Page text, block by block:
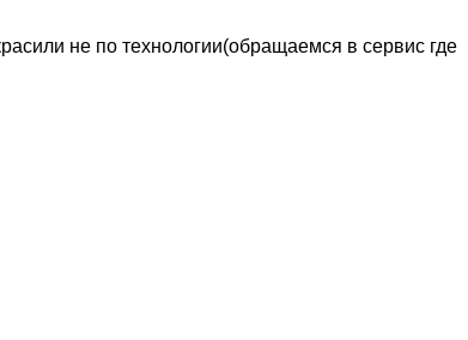
не по технологии(обращаемся в сервис где